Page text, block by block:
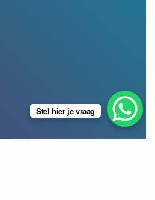
Stel hier je vraag